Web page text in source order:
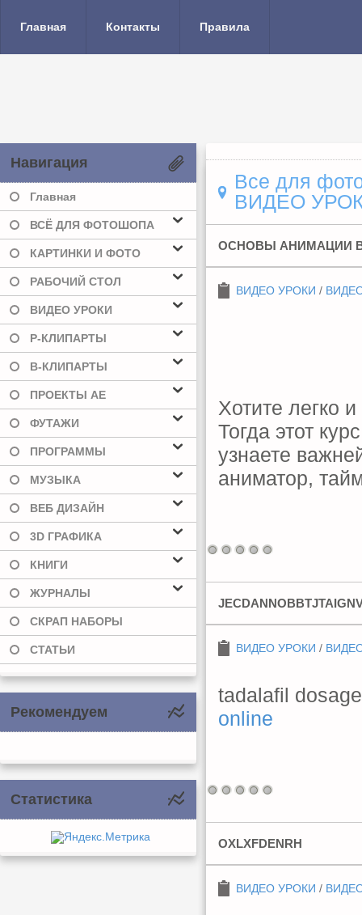
Главная Контакты Правила
Навигация
Главная
ВСЁ ДЛЯ ФОТОШОПА
КАРТИНКИ И ФОТО
РАБОЧИЙ СТОЛ
ВИДЕО УРОКИ
Р-КЛИПАРТЫ
В-КЛИПАРТЫ
ПРОЕКТЫ AE
ФУТАЖИ
ПРОГРАММЫ
МУЗЫКА
ВЕБ ДИЗАЙН
3D ГРАФИКА
КНИГИ
ЖУРНАЛЫ
СКРАП НАБОРЫ
СТАТЬИ
Рекомендуем
Статистика
Все для
ВИДЕО
ОСНОВЫ АНИМАЦИИ В
ВИДЕО УРОКИ /
Хотите легко
Тогда этот
узнаете
аниматор,
ВИДЕО УРОКИ /
tadalafil
online
OXLXFDENRH
ВИДЕО УРОКИ /